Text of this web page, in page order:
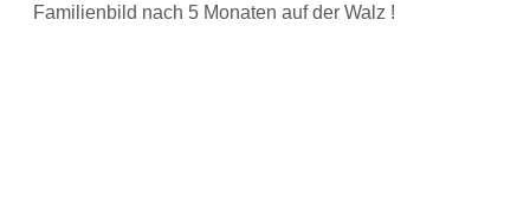
Familienbild nach 5 Monaten auf der Walz !